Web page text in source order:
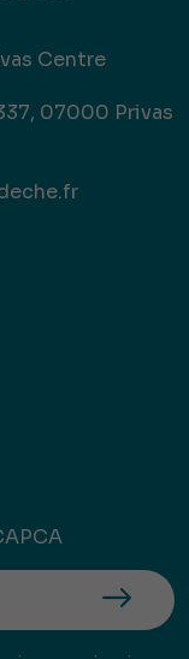
Centre
07000 Privas